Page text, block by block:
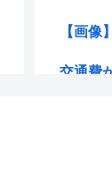
【画
交通費
くりぃ